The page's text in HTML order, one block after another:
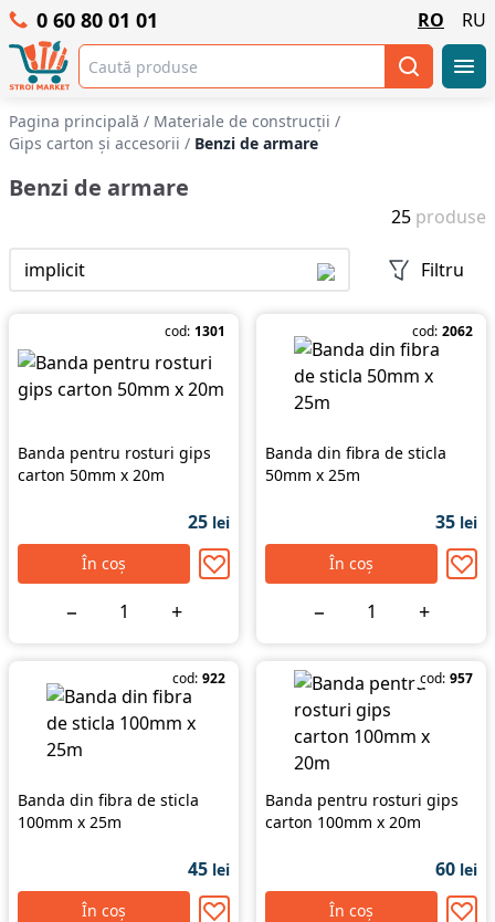
0 60 80 01 01 RO RU
Pagina principală / Materiale de construcții /
Gips carton și accesorii / Benzi de armare
Benzi de armare
25 produse
implicit Filtru
cod: 1301
Banda pentru rosturi gips
carton 50mm x 20m
25 lei
În coș
− +
cod: 2062
Banda din fibra de sticla
50mm x 25m
35 lei
În coș
− +
cod: 922
Banda din fibra de sticla
100mm x 25m
45 lei
În coș
cod: 957
Banda pentru rosturi gips
carton 100mm x 20m
60 lei
În coș